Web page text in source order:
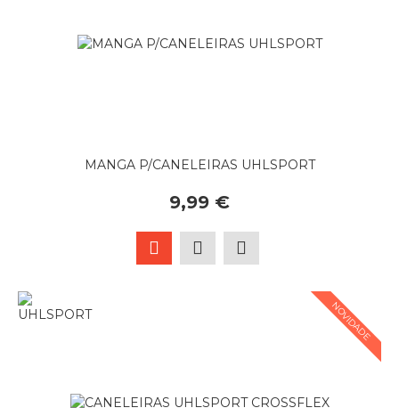
MANGA P/CANELEIRAS UHLSPORT
9,99 €
NOVIDADE